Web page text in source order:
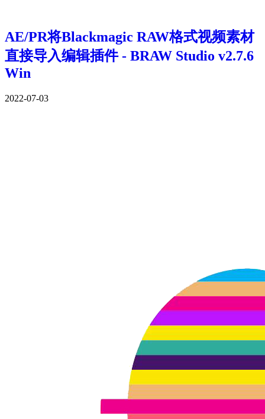
AE/PR将Blackmagic RAW格式视频素材
直接导入编辑插件 - BRAW Studio v2.7.6
Win
2022-07-03